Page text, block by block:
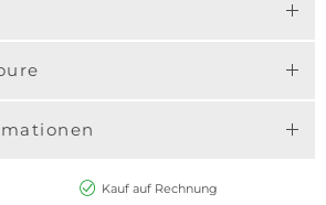
Kauf auf Rechnung